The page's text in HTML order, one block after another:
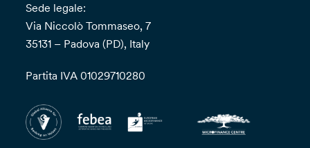
Sede legale:
Via Niccolò Tommaseo, 7
35131 – Padova (PD), Italy
Partita IVA 01029710280